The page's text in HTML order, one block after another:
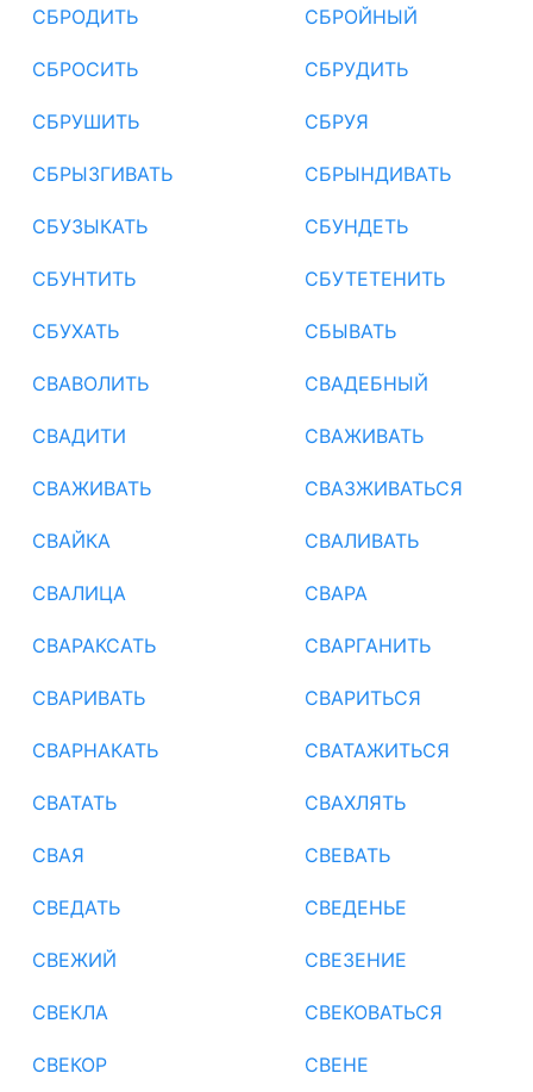
СБРОДИТЬ СБРОЙНЫЙ
СБРОСИТЬ СБРУДИТЬ
СБРУШИТЬ СБРУЯ
СБРЫЗГИВАТЬ СБРЫНДИВАТЬ
СБУЗЫКАТЬ СБУНДЕТЬ
СБУНТИТЬ СБУТЕТЕНИТЬ
СБУХАТЬ СБЫВАТЬ
СВАВОЛИТЬ СВАДЕБНЫЙ
СВАДИТИ СВАЖИВАТЬ
СВАЖИВАТЬ СВАЗЖИВАТЬСЯ
СВАЙКА СВАЛИВАТЬ
СВАЛИЦА СВАРА
СВАРАКСАТЬ СВАРГАНИТЬ
СВАРИВАТЬ СВАРИТЬСЯ
СВАРНАКАТЬ СВАТАЖИТЬСЯ
СВАТАТЬ СВАХЛЯТЬ
СВАЯ СВЕВАТЬ
СВЕДАТЬ СВЕДЕНЬЕ
СВЕЖИЙ СВЕЗЕНИЕ
СВЕКЛА СВЕКОВАТЬСЯ
СВЕКОР СВЕНЕ